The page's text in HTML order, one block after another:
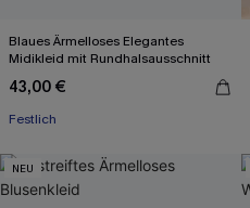
Blaues Ärmelloses Elegantes
Midikleid mit Rundhalsausschnitt
43,00 €
Festlich
NEU